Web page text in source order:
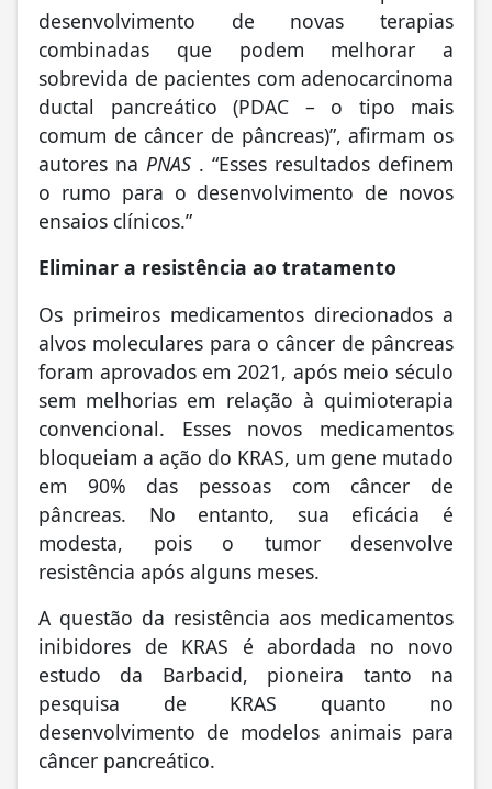
desenvolvimento de novas terapias
combinadas que podem melhorar a
sobrevida de pacientes com adenocarcinoma
ductal pancreático (PDAC – o tipo mais
comum de câncer de pâncreas)”, afirmam os
autores na PNAS
. “Esses resultados definem
o rumo para o desenvolvimento de novos
ensaios clínicos.”
Eliminar a resistência ao tratamento
Os primeiros medicamentos direcionados a
alvos moleculares para o câncer de pâncreas
foram aprovados em 2021, após meio século
sem melhorias em relação à quimioterapia
convencional. Esses novos medicamentos
bloqueiam a ação do KRAS, um gene mutado
em 90% das pessoas com câncer de
pâncreas. No entanto, sua eficácia é
modesta, pois o tumor desenvolve
resistência após alguns meses.
A questão da resistência aos medicamentos
inibidores de KRAS é abordada no novo
estudo da Barbacid, pioneira tanto na
pesquisa de KRAS quanto no
desenvolvimento de modelos animais para
câncer pancreático.